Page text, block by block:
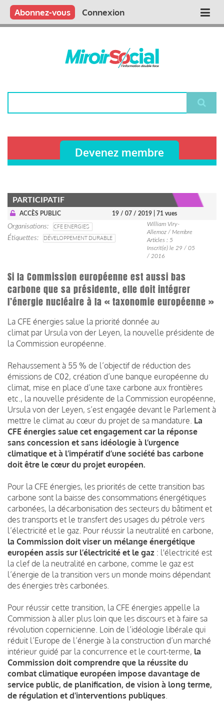
Aller
contenu
Main
Qui sommes nous ?
Vous publiez
Nous publions
Contactez-nous
Abonnez-vous Connexion
Devenez membre
PARTICIPATIF
ACCÈS PUBLIC 19 / 07 / 2019 | 71 vues
Organisations
CFE ENERGIES
Étiquettes
DÉVELOPPEMENT DURABLE
William Viry-
Allemoz / Membre
Articles : 5
Inscrit(e) le 29 / 05
/ 2016
Si la Commission européenne est aussi bas
carbone que sa présidente, elle doit intégrer
l’énergie nucléaire à la « taxonomie européenne »
La CFE énergies salue la priorité donnée au
climat par Ursula von der Leyen, la nouvelle présidente de
la Commission européenne.
Rehaussement à 55 % de l’objectif de réduction des
émissions de C02, création d’une banque européenne du
climat, mise en place d’une taxe carbone aux frontières
etc., la nouvelle présidente de la Commission européenne,
Ursula von der Leyen, s’est engagée devant le Parlement à
mettre le climat au cœur du projet de sa mandature. La
CFE énergies salue cet engagement car la réponse
sans concession et sans idéologie à l’urgence
climatique et à l’impératif d’une société bas carbone
doit être le cœur du projet européen.
Pour la CFE énergies, les priorités de cette transition bas
carbone sont la baisse des consommations énergétiques
carbonées, la décarbonisation des secteurs du bâtiment et
des transports et le transfert des usages du pétrole vers
l’électricité et le gaz. Pour réussir la neutralité en carbone,
la Commission doit viser un mélange énergétique
européen assis sur l’électricité et le gaz : l'électricité est
la clef de la neutralité en carbone, comme le gaz est
l’énergie de la transition vers un monde moins dépendant
des énergies très carbonées.
Pour réussir cette transition, la CFE énergies appelle la
Commission à aller plus loin que les discours et à faire sa
révolution copernicienne. Loin de l’idéologie libérale qui
réduit l’Europe de l’énergie à la construction d’un marché
intérieur guidé par la concurrence et le court-terme, la
Commission doit comprendre que la réussite du
combat climatique européen impose davantage de
service public, de planification, de vision à long terme,
de régulation et d'interventions publiques